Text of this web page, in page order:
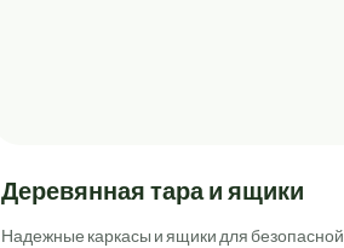
Деревянная тара и ящики
Надежные каркасы и ящики для безопасной